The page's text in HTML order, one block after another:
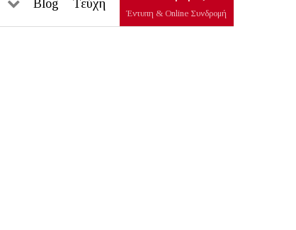
Blog Τεύχη
Έντυπη & Online Συνδρομή